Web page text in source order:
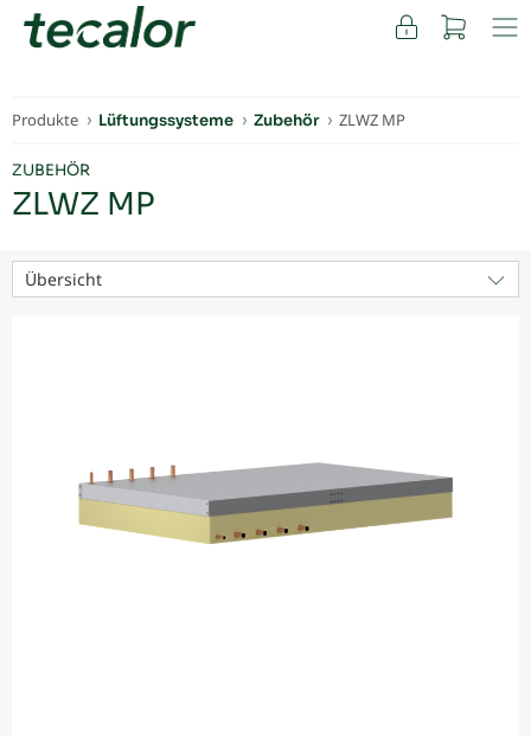
FACHKUNDEN
Produkte Lüftungssysteme Zubehör ZLWZ MP
ZUBEHÖR
ZLWZ MP
Übersicht